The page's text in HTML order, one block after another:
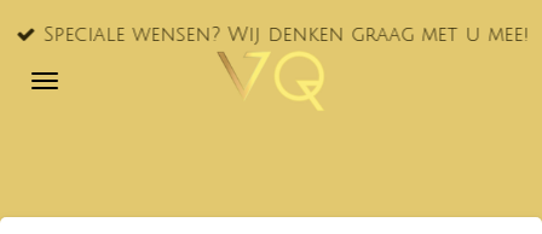
Ga
naar
Speciale wensen? Wij denken graag met u mee!